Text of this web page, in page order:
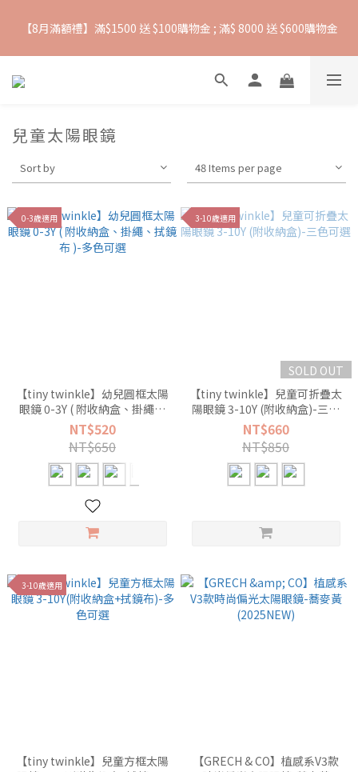
抵抗熱浪必備用品︱滿$2500贈 Farlin EDI超純水溼紙巾
【8月滿額禮】滿$1500 送 $100購物金 ; 滿$ 8000 送 $600購物金
【爸氣一夏 】推車汽座 滿 $5000 送$ 388  滿 $10,000 送 $888 購
抵抗熱浪必備用品︱滿$2500贈 Farlin EDI超純水溼紙巾
兒童太陽眼鏡
Sort by 48 Items per page
0-3歲適用
【tiny twinkle】幼兒圓框太陽
眼鏡 0-3Y ( 附收納盒、掛繩、
拭鏡布 )-多色可選
NT$520
NT$650
3-10歲適用
SOLD OUT
【tiny twinkle】兒童可折疊太
陽眼鏡 3-10Y (附收納盒)-三色
可選
NT$660
NT$850
3-10歲適用
【tiny twinkle】兒童方框太陽
【GRECH & CO】植感系V3款